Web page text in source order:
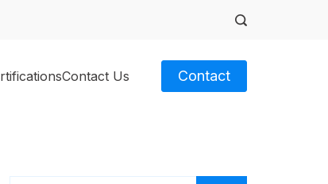
Contact Us Contact